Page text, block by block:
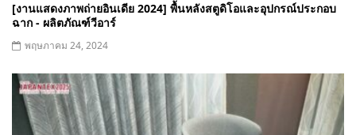
[งานแสดงภาพถ่ายอินเดีย 2024] พื้นหลังสตูดิโอและอุปกรณ์ประกอบ
ฉาก - ผลิตภัณฑ์วีอาร์
พฤษภาคม 24, 2024